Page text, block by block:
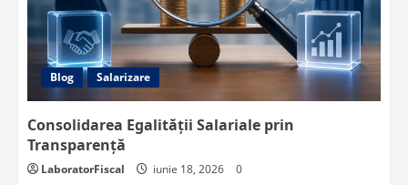
Blog Salarizare
Consolidarea Egalității Salariale prin
Transparență
LaboratorFiscal iunie 18, 2026 0